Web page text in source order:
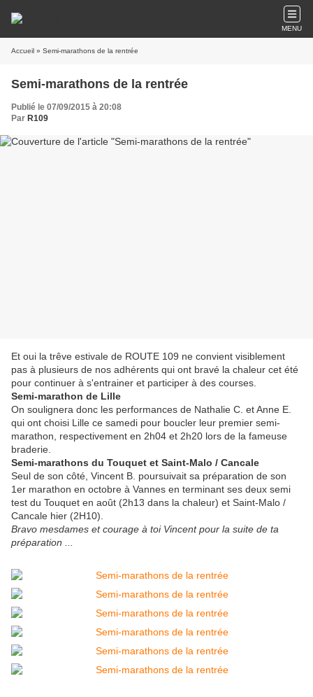
MENU
Accueil » Semi-marathons de la rentrée
Semi-marathons de la rentrée
Publié le 07/09/2015 à 20:08
Par R109
Et oui la trêve estivale de ROUTE 109 ne convient visiblement
pas à plusieurs de nos adhérents qui ont bravé la chaleur cet été
pour continuer à s'entrainer et participer à des courses.
Semi-marathon de Lille
On soulignera donc les performances de Nathalie C. et Anne E.
qui ont choisi Lille ce samedi pour boucler leur premier semi-
marathon, respectivement en 2h04 et 2h20 lors de la fameuse
braderie.
Semi-marathons du Touquet et Saint-Malo / Cancale
Seul de son côté, Vincent B. poursuivait sa préparation de son
1er marathon en octobre à Vannes en terminant ses deux semi
test du Touquet en août (2h13 dans la chaleur) et Saint-Malo /
Cancale hier (2H10).
Bravo mesdames et courage à toi Vincent pour la suite de ta
préparation ...